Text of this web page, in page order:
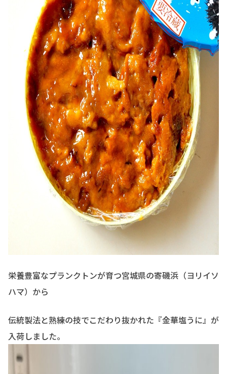
栄養豊富なプランクトンが育つ宮城県の寄磯浜（ヨリイソ
ハマ）から
伝統製法と熟練の技でこだわり抜かれた『金華塩うに』が
入荷しました。